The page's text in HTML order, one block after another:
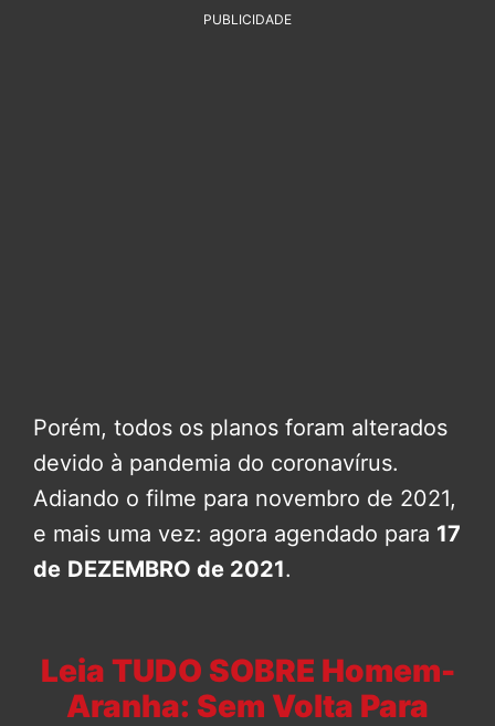
PUBLICIDADE
Porém, todos os planos foram alterados
devido à pandemia do coronavírus.
Adiando o filme para novembro de 2021,
e mais uma vez: agora agendado para 17
de DEZEMBRO de 2021.
Leia TUDO SOBRE Homem-
Aranha: Sem Volta Para